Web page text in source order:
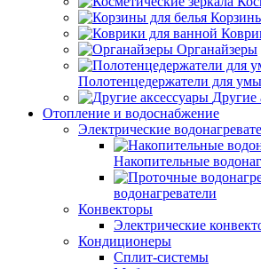
Органайзеры
Полотенцедержатели для
Другие
Отопление и водоснабжение
Электрические
Накопительные
водонагреватели
Конвекторы
Электрические
Кондиционеры
Сплит-системы